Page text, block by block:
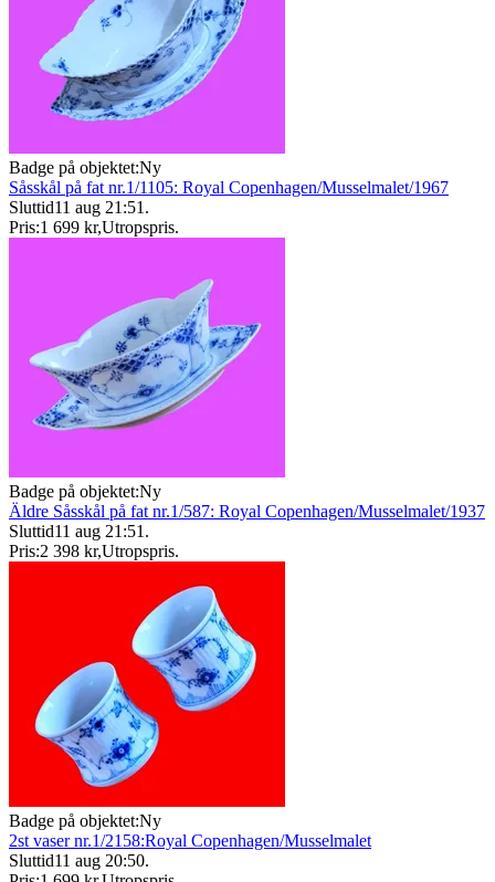
Badge på objektet:Ny
Såsskål på fat nr.1/1105: Royal Copenhagen/Musselmalet/1967
Sluttid11 aug 21:51 .
Pris:1 699 kr,Utropspris.
Badge på objektet:Ny
Äldre Såsskål på fat nr.1/587: Royal Copenhagen/Musselmalet/1937
Sluttid11 aug 21:51 .
Pris:2 398 kr,Utropspris.
Badge på objektet:Ny
2st vaser nr.1/2158:Royal Copenhagen/Musselmalet
Sluttid11 aug 20:50.